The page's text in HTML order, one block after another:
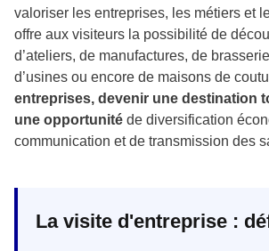
valoriser les entreprises, les métiers et
offre aux visiteurs la possibilité de
d’ateliers, de manufactures, de
d’usines ou encore de maisons de
entreprises, devenir une destination
une opportunité de diversification
communication et de transmission des
La visite d'entreprise :